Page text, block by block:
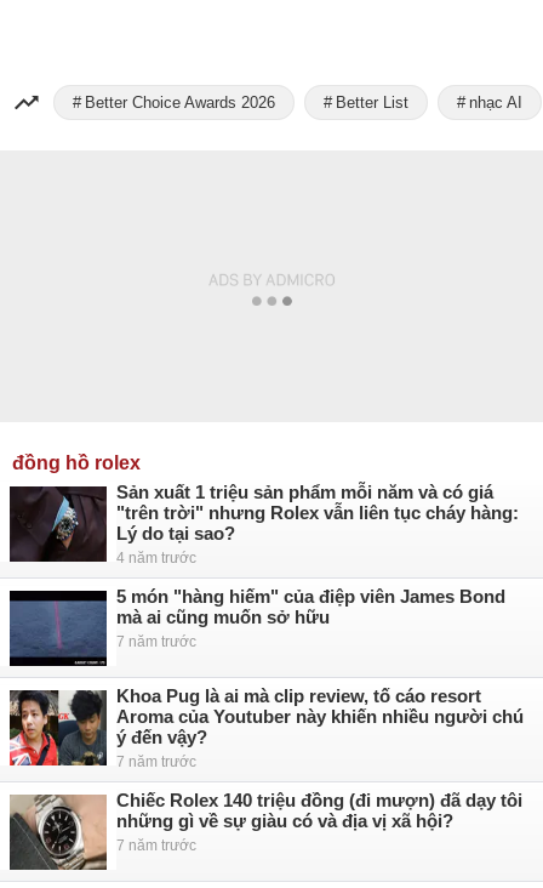
Better Choice Awards 2026 Better List nhạc AI
đồng hồ rolex
Sản xuất 1 triệu sản phẩm mỗi năm và có giá
"trên trời" nhưng Rolex vẫn liên tục cháy hàng:
Lý do tại sao?
4 năm trước
5 món "hàng hiếm" của điệp viên James Bond
mà ai cũng muốn sở hữu
7 năm trước
Khoa Pug là ai mà clip review, tố cáo resort
Aroma của Youtuber này khiến nhiều người chú
ý đến vậy?
7 năm trước
Chiếc Rolex 140 triệu đồng (đi mượn) đã dạy tôi
những gì về sự giàu có và địa vị xã hội?
7 năm trước